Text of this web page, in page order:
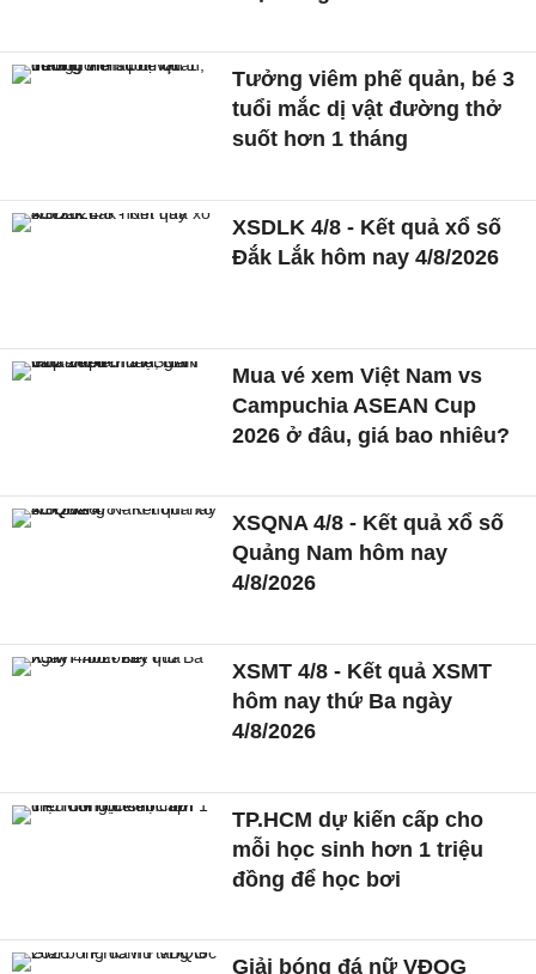
Tưởng viêm phế quản, bé 3
tuổi mắc dị vật đường thở
suốt hơn 1 tháng
XSDLK 4/8 - Kết quả xổ số
Đắk Lắk hôm nay 4/8/2026
Mua vé xem Việt Nam vs
Campuchia ASEAN Cup
2026 ở đâu, giá bao nhiêu?
XSQNA 4/8 - Kết quả xổ số
Quảng Nam hôm nay
4/8/2026
XSMT 4/8 - Kết quả XSMT
hôm nay thứ Ba ngày
4/8/2026
TP.HCM dự kiến cấp cho
mỗi học sinh hơn 1 triệu
đồng để học bơi
Giải bóng đá nữ VĐQG